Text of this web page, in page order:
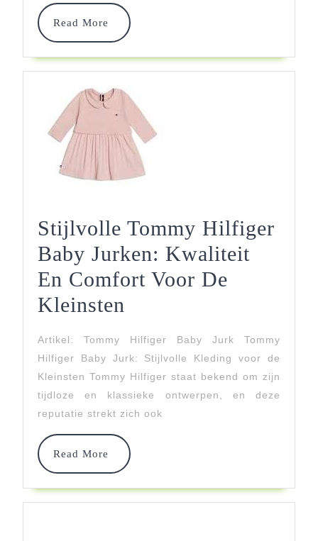
Read More
Read
More
Stijlvolle Tommy Hilfiger
Baby Jurken: Kwaliteit
En Comfort Voor De
Kleinsten
Hilfiger
Baby
Jurken:
En
Comfort
Voor
Artikel: Tommy Hilfiger Baby Jurk Tommy
Hilfiger Baby Jurk: Stijlvolle Kleding voor de
Kleinsten Tommy Hilfiger staat bekend om zijn
tijdloze en klassieke ontwerpen, en deze
reputatie strekt zich ook
Read More
Read
More